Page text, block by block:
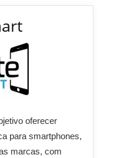
oferecer
para smartphones,
marcas, com